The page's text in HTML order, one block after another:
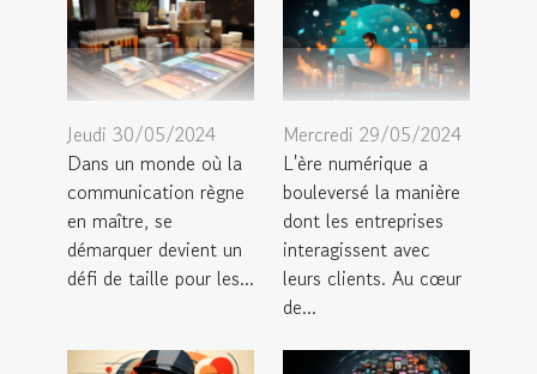
Jeudi 30/05/2024
Dans un monde où la
communication règne
en maître, se
démarquer devient un
défi de taille pour les...
Mercredi 29/05/2024
L'ère numérique a
bouleversé la manière
dont les entreprises
interagissent avec
leurs clients. Au cœur
de...